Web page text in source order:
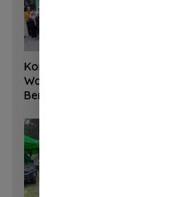
Korem 132/Tadulako dan
Warga Gotong Royong
Bersihkan Gedung Juang